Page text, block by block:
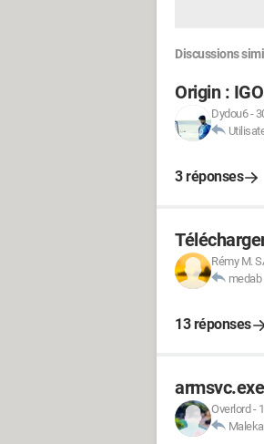
Discussions
Origin :
Dydou6-
3 réponses
Rémy M.
medab
13 réponses
armsvc.exe
Overlord -